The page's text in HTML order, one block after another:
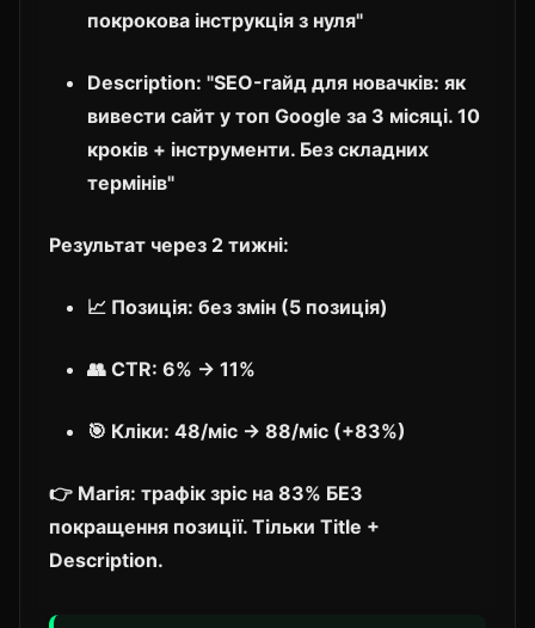
покрокова інструкція з нуля"
Description: "SEO-гайд для новачків: як
вивести сайт у топ Google за 3 місяці. 10
кроків + інструменти. Без складних
термінів"
Результат через 2 тижні:
📈 Позиція: без змін (5 позиція)
👥 CTR: 6% → 11%
🎯 Кліки: 48/міс → 88/міс (+83%)
👉 Магія: трафік зріс на 83% БЕЗ
покращення позиції. Тільки Title +
Description.